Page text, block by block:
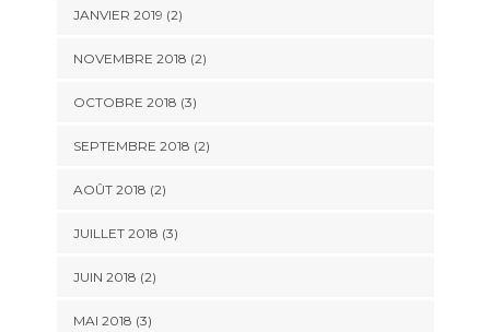
JANVIER 2019 (2)
NOVEMBRE 2018 (2)
OCTOBRE 2018 (3)
SEPTEMBRE 2018 (2)
AOÛT 2018 (2)
JUILLET 2018 (3)
JUIN 2018 (2)
MAI 2018 (3)